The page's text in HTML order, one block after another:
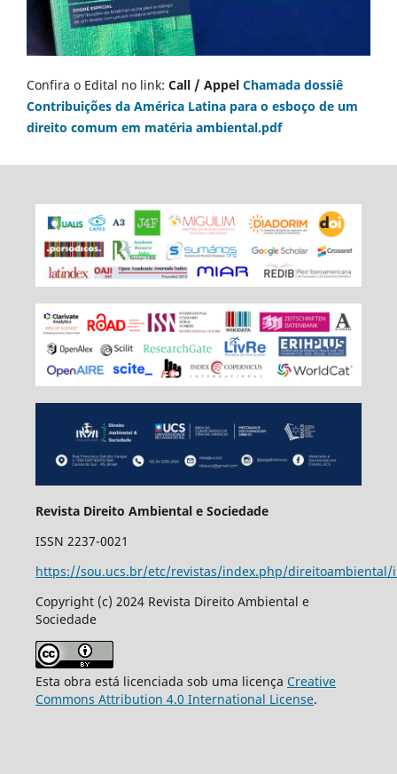
Confira o Edital no link: Call / Appel Chamada dossiê
Contribuições da América Latina para o esboço de um
direito comum em matéria ambiental.pdf
Revista Direito Ambiental e Sociedade
ISSN 2237-0021
https://sou.ucs.br/etc/revistas/index.php/direitoambiental/
Copyright (c) 2024 Revista Direito Ambiental e
Sociedade
Esta obra está licenciada sob uma licença Creative
Commons Attribution 4.0 International License.